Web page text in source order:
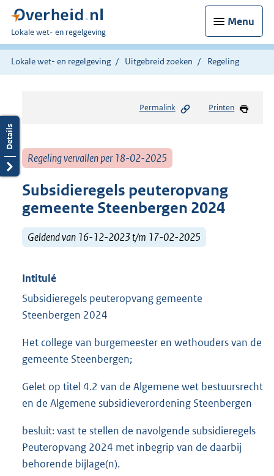
Menu
U
bent
hier:
Lokale wet- en regelgeving
Lokale wet- en regelgeving Uitgebreid zoeken Regeling
Permalink Printen
Regeling vervallen per 18-02-2025
Subsidieregels peuteropvang
gemeente Steenbergen 2024
Geldend van 16-12-2023 t/m 17-02-2025
Intitulé
Subsidieregels peuteropvang gemeente
Steenbergen 2024
Het college van burgemeester en wethouders van de
gemeente Steenbergen;
Gelet op titel 4.2 van de Algemene wet bestuursrecht
en de Algemene subsidieverordening Steenbergen
besluit: vast te stellen de navolgende subsidieregels
Peuteropvang 2024 met inbegrip van de daarbij
behorende bijlage(n).